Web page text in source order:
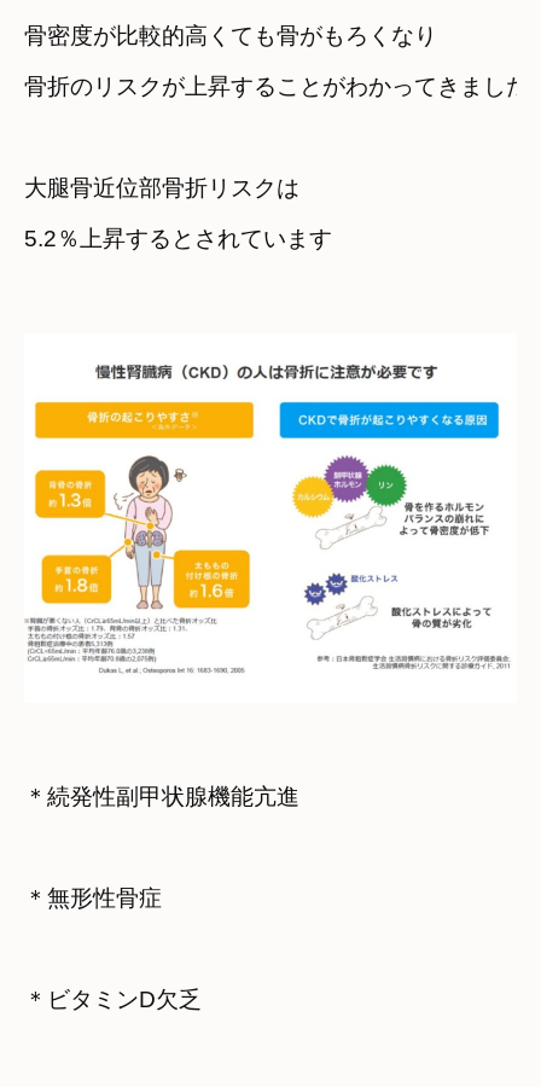
骨密度が比較的高くても骨がもろくなり
骨折のリスクが上昇することがわかってきました
大腿骨近位部骨折リスクは
5.2％上昇するとされています
＊続発性副甲状腺機能亢進
＊無形性骨症
＊ビタミンD欠乏